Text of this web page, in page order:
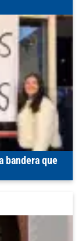
bandera que